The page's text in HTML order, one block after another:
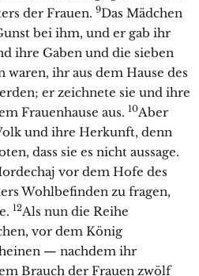
der Frauen. 9Das Mädchen
bei ihm, und er gab ihr
ihre Gaben und die sieben
waren, ihr aus dem Hause des
er zeichnete sie und ihre
Frauenhause aus. 10Aber
und ihre Herkunft, denn
dass sie es nicht aussage.
vor dem Hofe des
Wohlbefinden zu fragen,
12Als nun die Reihe
vor dem König
— nachdem ihr
Brauch der Frauen zwölf